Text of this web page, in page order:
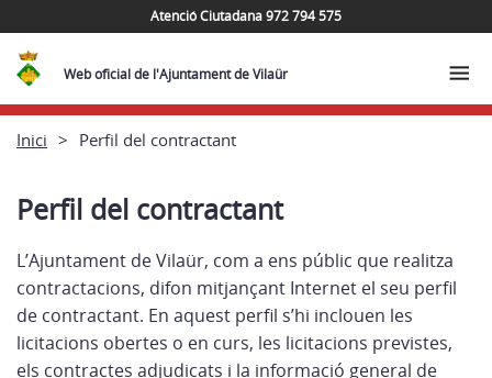
Atenció Ciutadana 972 794 575
Web oficial de l'Ajuntament de Vilaür
Inici Perfil del contractant
Perfil del contractant
L’Ajuntament de Vilaür, com a ens públic que realitza
contractacions, difon mitjançant Internet el seu perfil
de contractant. En aquest perfil s’hi inclouen les
licitacions obertes o en curs, les licitacions previstes,
els contractes adjudicats i la informació general de